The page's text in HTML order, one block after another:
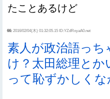
たことあるけど
66: 2016/02/04(木) 01:32:05.15 ID:YZdRoyaA0.net
素人が政治語っち
け？太田総理とか
って恥ずかしくな